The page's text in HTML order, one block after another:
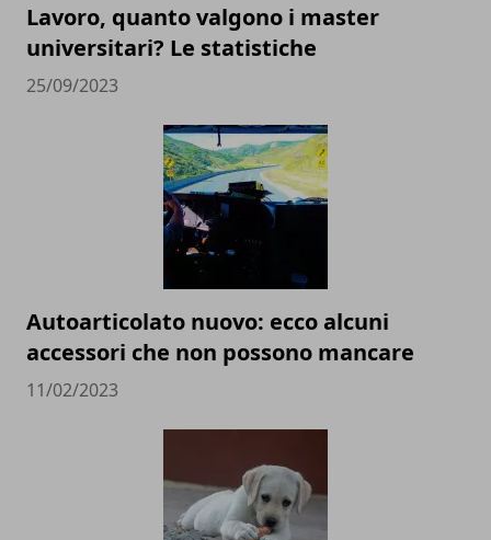
Lavoro, quanto valgono i master
universitari? Le statistiche
25/09/2023
Autoarticolato nuovo: ecco alcuni
accessori che non possono mancare
11/02/2023